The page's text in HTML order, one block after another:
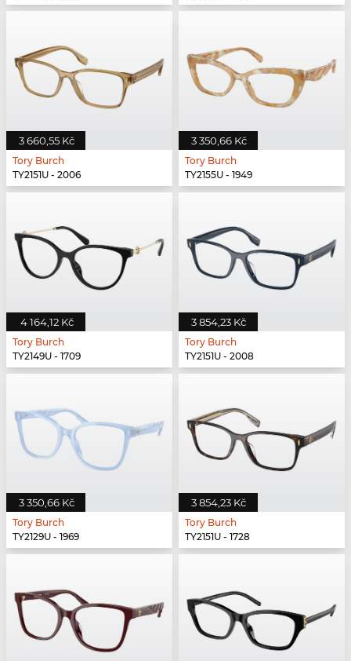
3 660,55 Kč
Tory Burch
TY2151U - 2006
3 350,66 Kč
Tory Burch
TY2155U - 1949
4 164,12 Kč
Tory Burch
TY2149U - 1709
3 854,23 Kč
Tory Burch
TY2151U - 2008
3 350,66 Kč
Tory Burch
TY2129U - 1969
3 854,23 Kč
Tory Burch
TY2151U - 1728